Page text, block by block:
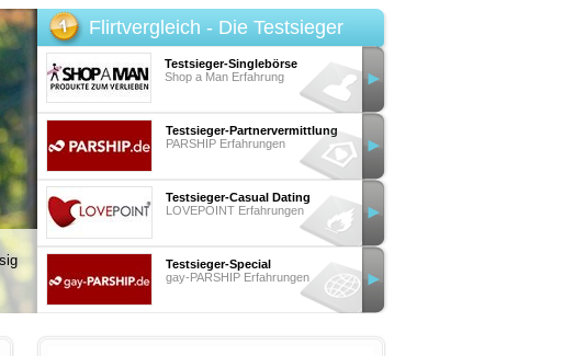
Flirtvergleich - Die Testsieger
Testsieger-Singlebörse
Shop a Man Erfahrung
Testsieger-Partnervermittlung
PARSHIP Erfahrungen
Testsieger-Casual Dating
LOVEPOINT Erfahrungen
Testsieger-Special
gay-PARSHIP Erfahrungen